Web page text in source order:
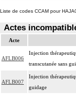
Liste de codes CCAM pour
Actes
Acte
AFLB006
Injection
transcutanée sans
AFLB007
Injection
guidage